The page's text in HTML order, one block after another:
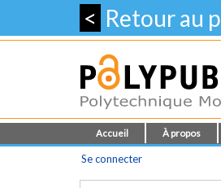
< Retour au
Accueil À propos
Se connecter